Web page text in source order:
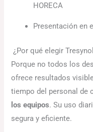
HORECA
Presentación en
¿Por qué elegir
Porque no todos los
ofrece resultados
tiempo del personal de
los equipos. Su uso
segura y eficiente.